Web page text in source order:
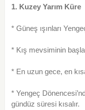
1. Kuzey Yarım Küre
* Güneş ışınları
* Kış mevsiminin
* En uzun gece, en
* Yengeç
gündüz süresi kısalır.